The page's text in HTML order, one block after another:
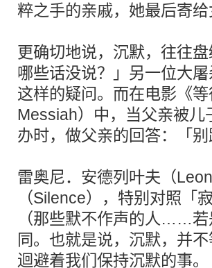
粹之手的亲戚，她最后寄
更确切地说，沉默，往往
哪些话没说？」另一位大
这样的疑问。而在电影《
Messiah）中，当父亲被
办时，做父亲的回答：「
雷奥尼．安德列叶夫（
（Silence），特别对照「
（那些默不作声的人……
同。也就是说，沉默，并
迴避着我们保持沉默的事。